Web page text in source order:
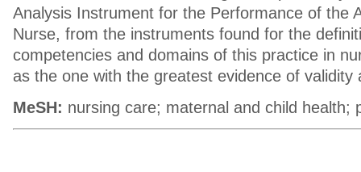
Analysis Instrument for the Performance of the
Nurse, from the instruments found for the
competencies and domains of this practice in
as the one with the greatest evidence of validity
MeSH: nursing care; maternal and child health;